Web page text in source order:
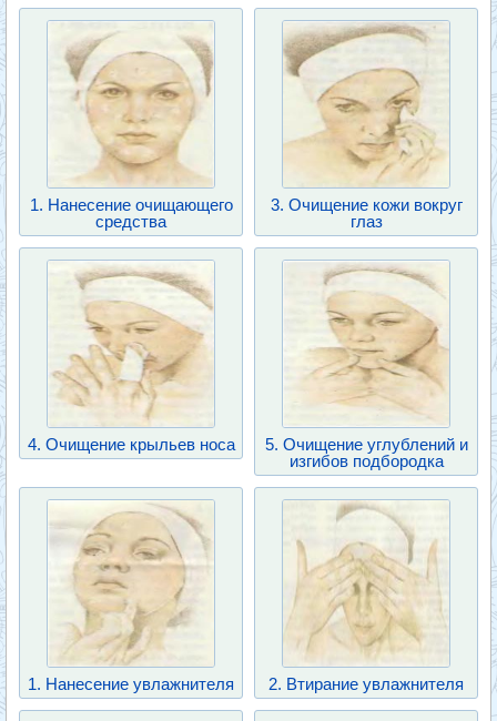
1. Нанесение очищающего
средства
3. Очищение кожи вокруг
глаз
4. Очищение крыльев носа
5. Очищение углублений и
изгибов подбородка
1. Нанесение увлажнителя 2. Втирание увлажнителя